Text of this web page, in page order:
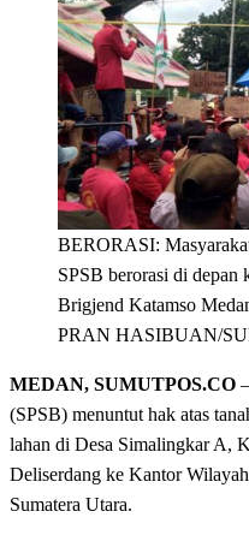
BERORASI:
SPSB berorasi di depan
Brigjend Katamso
PRAN HASIBUAN/
MEDAN, SUMUTPOS.CO
(SPSB) menuntut hak atas
lahan di Desa Simalingkar A,
Deliserdang ke Kantor
Sumatera Utara.